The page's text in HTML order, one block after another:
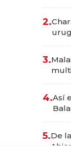
2.
3.
4.Así
5.De